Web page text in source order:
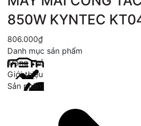
850W KYNTEC
806.000₫
Danh mục sản phẩm
Trang chủ
Giới thiệu
Sản phẩm